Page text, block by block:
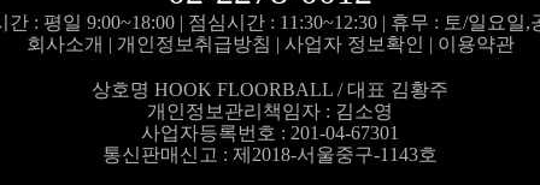
간 : 평일 9:00~18:00 | 점심시간 : 11:30~12:30 | 휴무 : 토/일요일,
회사소개 | 개인정보취급방침 | 사업자 정보확인 | 이용약관
상호명 HOOK FLOORBALL / 대표 김황주
개인정보관리책임자 : 김소영
사업자등록번호 : 201-04-67301
통신판매신고 : 제2018-서울중구-1143호